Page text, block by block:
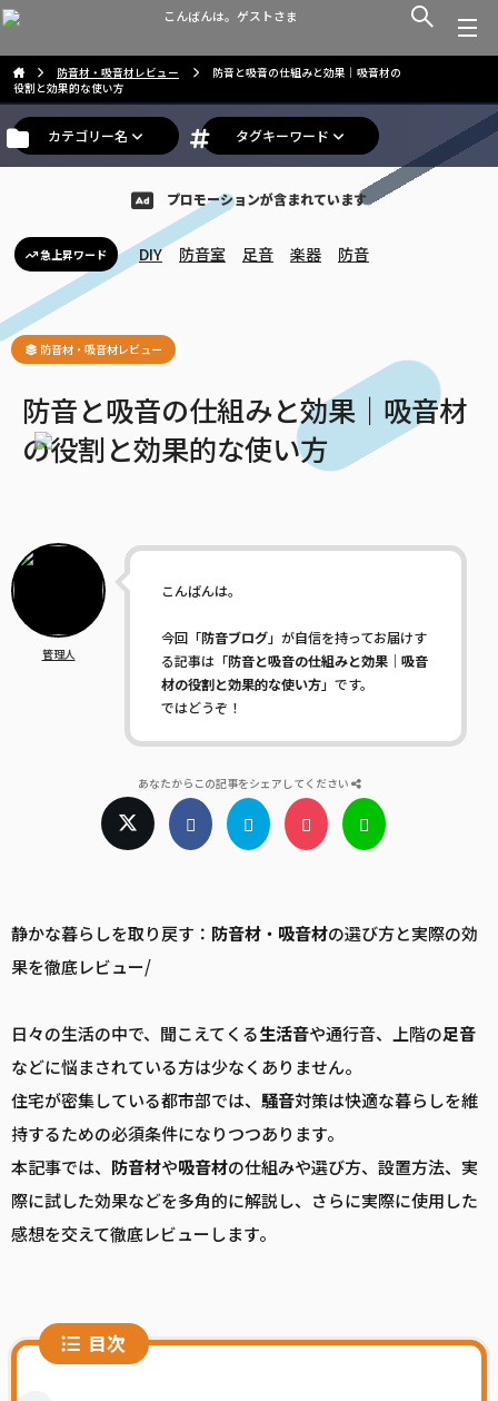
こんばんは。ゲストさま
防音材・吸音材レビュー
防音と吸音の仕組みと効果｜吸音材の
役割と効果的な使い方
カテゴリー名 タグキーワード
プロモーションが含まれています
急上昇ワード DIY 防音室 足音 楽器 防音
防音材・吸音材レビュー
防音と吸音の仕組みと効果｜吸音材
の役割と効果的な使い方
管理人
こんばんは。
今回「防音ブログ」が自信を持ってお届けす
る記事は「防音と吸音の仕組みと効果｜吸音
材の役割と効果的な使い方」です。
ではどうぞ！
あなたからこの記事をシェアしてください
静かな暮らしを取り戻す： 防音材 ・ 吸音材の選び方と実際の効
果を徹底レビュー/
日々の生活の中で、聞こえてくる生活音や通行音、上階の足音
などに悩まされている方は少なくありません。
住宅が密集している都市部では、 騒音対策は快適な暮らしを維
持するための必須条件になりつつあります。
本記事では、 防音材や吸音材の仕組みや選び方、設置方法、実
際に試した効果などを多角的に解説し、さらに実際に使用した
感想を交えて徹底レビューします。
目次